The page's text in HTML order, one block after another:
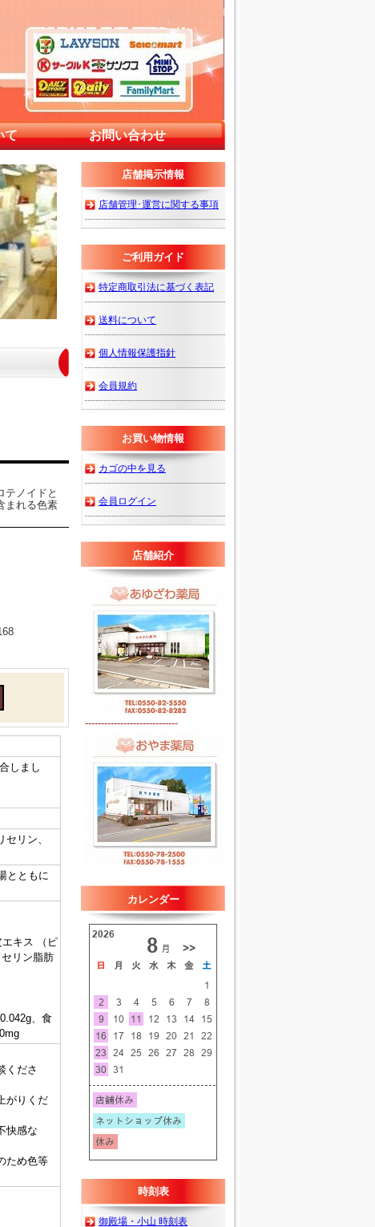
て お問い合わせ
テノイドと
まれる色素
しまし
リン、
とともに
キス （ピ
リン脂肪
、食
くださ
がりくだ
快感な
ため色等
店舗掲示情報
店舗管理･運営に関する事項
ご利用ガイド
特定商取引法に基づく表記
送料について
個人情報保護指針
会員規約
お買い物情報
カゴの中を見る
会員ログイン
店舗紹介
-----------------------------
カレンダー
時刻表
御殿場・小山 時刻表